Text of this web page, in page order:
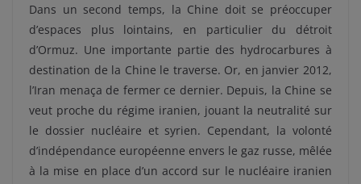
Dans un second temps, la Chine doit se préoccuper
d’espaces plus lointains, en particulier du détroit
d’Ormuz. Une importante partie des hydrocarbures à
destination de la Chine le traverse. Or, en janvier 2012,
l’Iran menaça de fermer ce dernier. Depuis, la Chine se
veut proche du régime iranien, jouant la neutralité sur
le dossier nucléaire et syrien. Cependant, la volonté
d’indépendance européenne envers le gaz russe, mêlée
à la mise en place d’un accord sur le nucléaire iranien